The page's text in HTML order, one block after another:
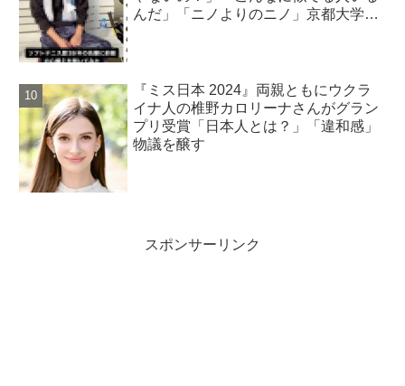
んだ」「ニノよりのニノ」京都大学出
『ミス日本 2024』両親ともにウクラ
イナ人の椎野カロリーナさんがグラン
プリ受賞「日本人とは？」「違和感」
物議を醸す
スポンサーリンク